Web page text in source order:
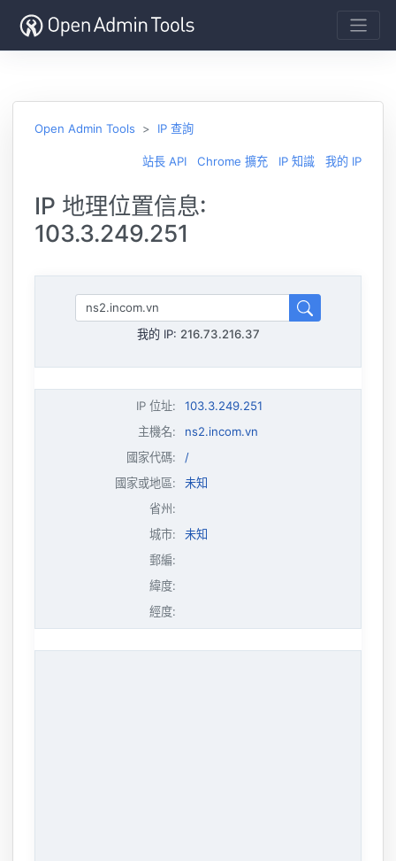
Open Admin Tools IP 查詢
站長 API Chrome 擴充 IP 知識 我的 IP
IP 地理位置信息:
103.3.249.251
我的 IP: 216.73.216.37
IP 位址:
103.3.249.251
主機名:
ns2.incom.vn
國家代碼:
/
國家或地區:
未知
省州:
城市:
未知
郵編:
緯度:
經度: